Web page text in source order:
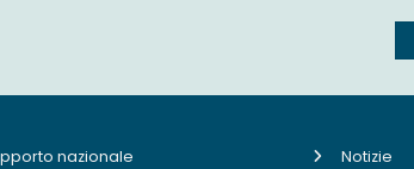
nazionale Notizie